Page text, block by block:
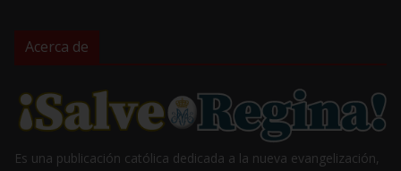
Acerca de
Es una publicación católica dedicada a la nueva evangelización,